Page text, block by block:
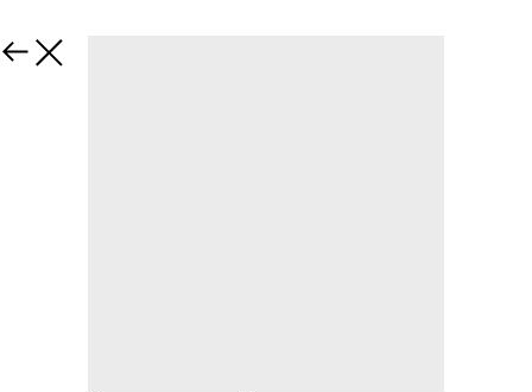
Назад